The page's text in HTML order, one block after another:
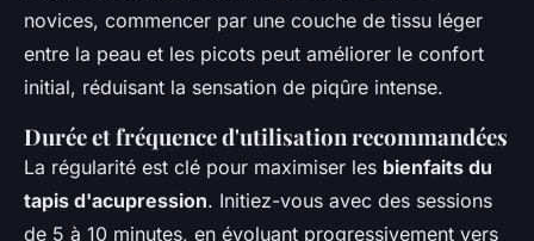
novices, commencer par une couche de tissu léger
entre la peau et les picots peut améliorer le confort
initial, réduisant la sensation de piqûre intense.
Durée et fréquence d'utilisation recommandées
La régularité est clé pour maximiser les bienfaits du
tapis d'acupression. Initiez-vous avec des sessions
de 5 à 10 minutes, en évoluant progressivement vers